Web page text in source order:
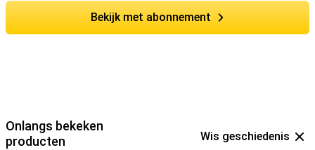
Bekijk met abonnement
Onlangs bekeken
producten
Wis geschiedenis